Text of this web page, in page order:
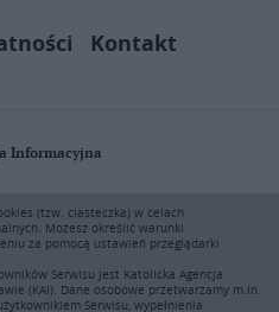
Kontakt
Informacyjna
Użytkownicy mogą pobierać
internetowego www.ekai.pl
rozpowszechnianie
jej sprzedaż (także framing i in.
(tzw. ciasteczka) w celach
Możesz określić warunki
za pomocą ustawień przeglądarki
Serwisu jest Katolicka Agencja
(KAI). Dane osobowe przetwarzamy m.in.
Serwisu, wypełnienia